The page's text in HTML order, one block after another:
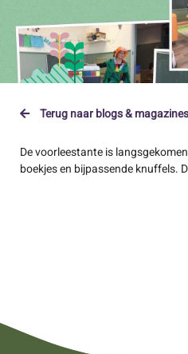
Terug naar blogs & magazines
De voorleestante is
boekjes en bijpassende knuffels.